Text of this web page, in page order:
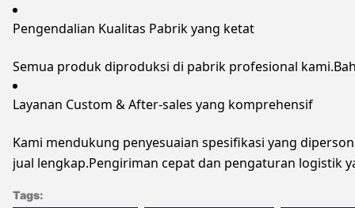
Pengendalian Kualitas Pabrik yang ketat
Semua produk diproduksi di pabrik profesional
Layanan Custom & After-sales yang komprehensif
Kami mendukung penyesuaian spesifikasi yang
jual lengkap.Pengiriman cepat dan pengaturan logistik
Tags: